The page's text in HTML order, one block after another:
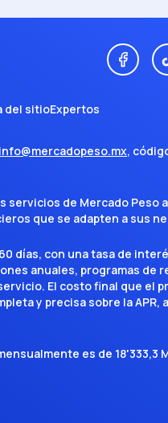
del sitioExpertos
info@mercadopeso.mx,
de Mercado Peso
que se adapten a sus
días, con una tasa de
anuales, programas de
El costo final que el
y precisa sobre la APR,
es de 18'333,3